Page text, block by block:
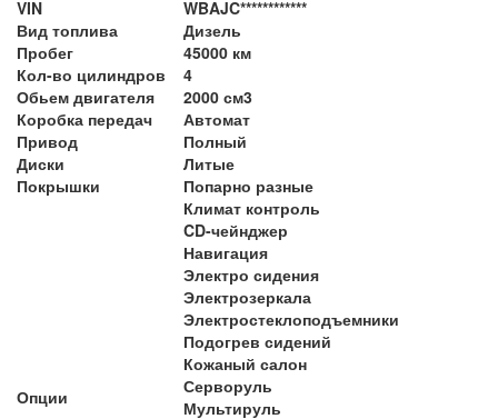
VIN
WBAJC************
Вид топлива
Дизель
Пробег
45000 км
Кол-во цилиндров
4
Обьем двигателя
2000 см3
Коробка передач
Автомат
Привод
Полный
Диски
Литые
Покрышки
Попарно разные
Опции
Климат контроль
CD-чейнджер
Навигация
Электро сидения
Электрозеркала
Электростеклоподъемники
Подогрев сидений
Кожаный салон
Серворуль
Мультируль